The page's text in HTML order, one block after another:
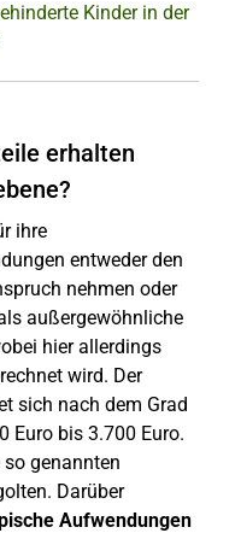
Kinder in der
erhalten
ihre
entweder den
nehmen oder
außergewöhnliche
hier allerdings
wird. Der
sich nach dem Grad
Euro bis 3.700 Euro.
genannten
Darüber
Aufwendungen